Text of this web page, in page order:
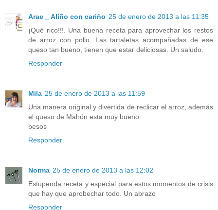
Arae _ Aliño con cariño 25 de enero de 2013 a las 11:35
¡Qué rico!!!. Una buena receta para aprovechar los restos
de arroz con pollo. Las tartaletas acompañadas de ese
queso tan bueno, tienen que estar deliciosas. Un saludo.
Responder
Mila 25 de enero de 2013 a las 11:59
Una manera original y divertida de reclicar el arroz, además
el queso de Mahón esta muy bueno.
besos
Responder
Norma 25 de enero de 2013 a las 12:02
Estupenda receta y especial para estos momentos de crisis
que hay que aprobechar todo. Un abrazo
Responder